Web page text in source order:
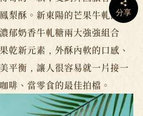
分享
梨酥。新東陽的芒果牛軋餅，
郁奶香牛軋糖兩大強強組合
乾新元素，外酥內軟的口感、
平衡，讓人很容易就一片接一
啡、當零食的最佳拍檔。